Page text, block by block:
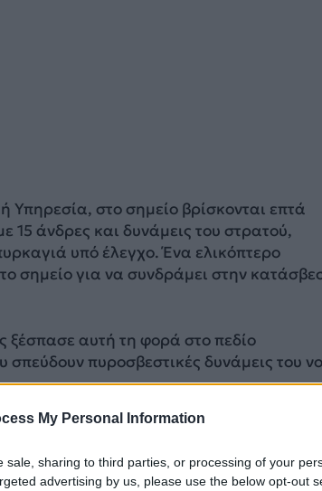
My Personal Information
sale, sharing to third parties, or processing of your
advertising by us, please use the below opt-out
στο σημείο βρίσκονται επτά
15 άνδρες και δυνάμεις του στρατού,
υπό έλεγχο. Ένα ελικόπτερο
σημείο για να συνδράμει στην
ξέσπασε αυτή τη φορά στο πεδίο
σπεύδουν πυροσβεστικές δυνάμεις του
τύπου «Καναντέρ» κι ένα